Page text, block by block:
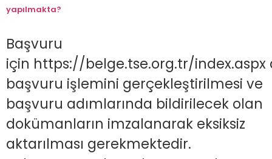
yapılmakta?
Başvuru
için https://belge.tse.org.tr/index.aspx
başvuru işlemini gerçekleştirilmesi ve
başvuru adımlarında bildirilecek olan
dokümanların imzalanarak eksiksiz
aktarılması gerekmektedir.